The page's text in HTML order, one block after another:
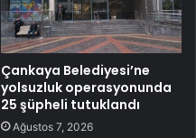
Çankaya Belediyesi’ne
yolsuzluk operasyonunda
25 şüpheli tutuklandı
Ağustos 7, 2026